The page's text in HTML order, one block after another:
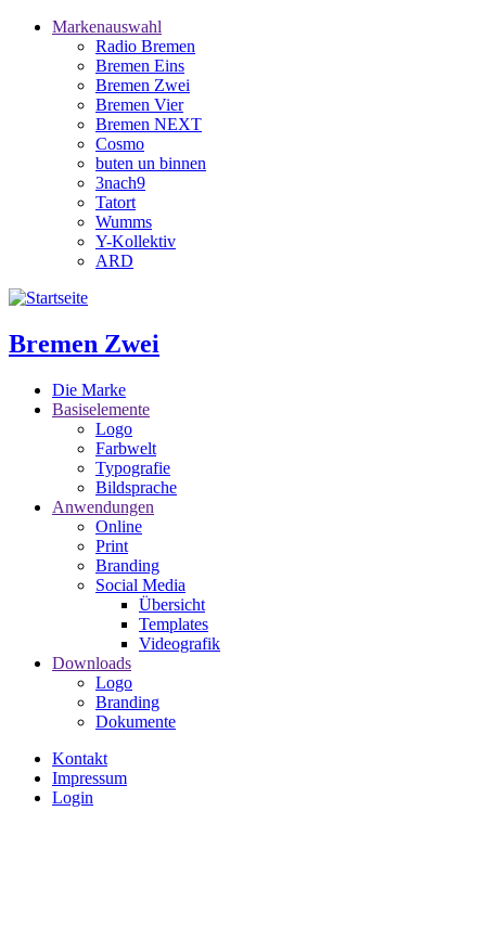
Direkt
Hauptnavigation
Markenauswahl
Radio Bremen
Bremen Eins
Bremen Zwei
Bremen Vier
Bremen NEXT
Cosmo
buten un binnen
3nach9
Tatort
Wumms
Y-Kollektiv
ARD
Bremen Zwei
Die Marke
Basiselemente
Logo
Farbwelt
Typografie
Bildsprache
Anwendungen
Online
Print
Branding
Social Media
Übersicht
Templates
Videografik
Downloads
Logo
Branding
Dokumente
Impressum
Kontakt
Impressum
Login